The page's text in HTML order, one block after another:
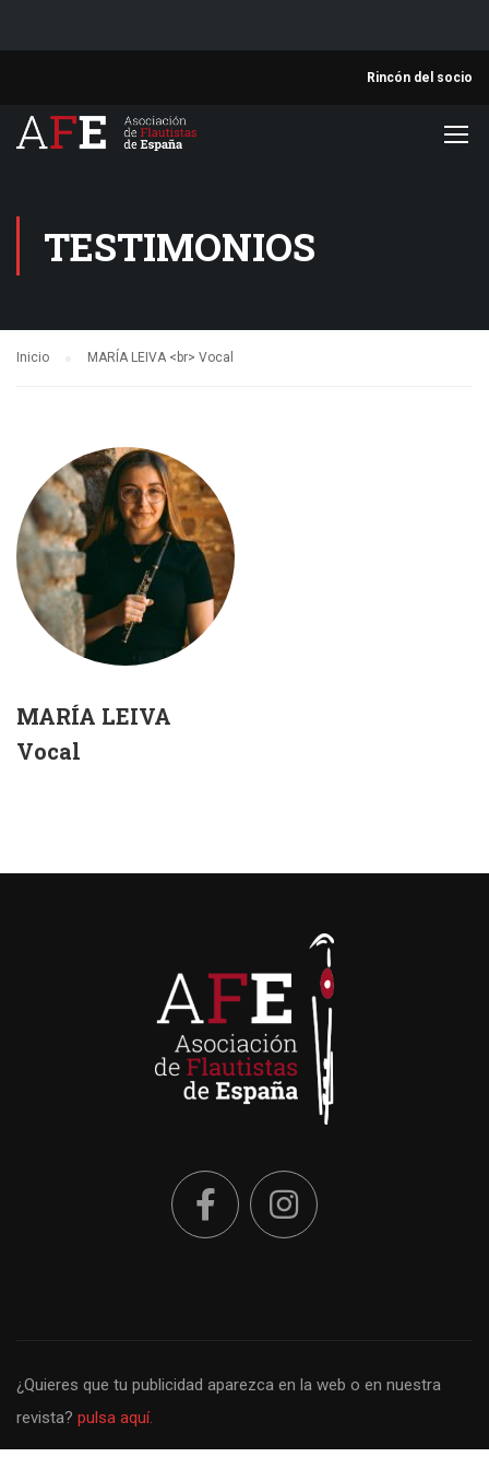
Rincón del socio
TESTIMONIOS
Inicio MARÍA LEIVA <br> Vocal
MARÍA LEIVA
Vocal
¿Quieres que tu publicidad aparezca en la web o en nuestra
revista? pulsa aquí.
Politica de privacidad